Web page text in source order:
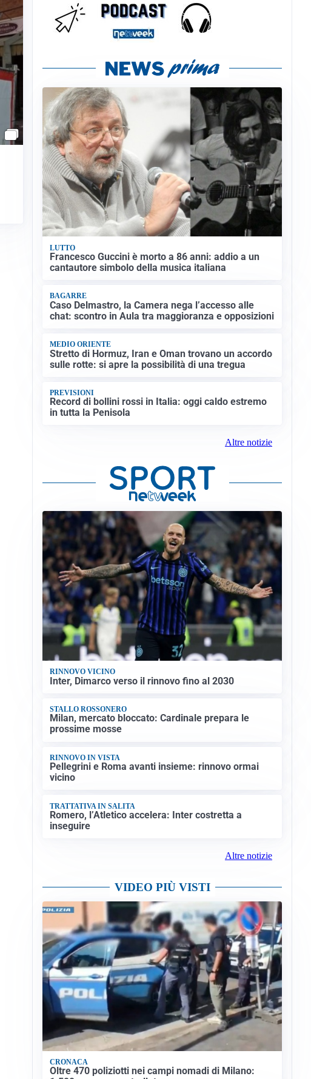
LUTTO
Francesco Guccini è morto a 86 anni: addio a un
cantautore simbolo della musica italiana
BAGARRE
Caso Delmastro, la Camera nega l’accesso alle
chat: scontro in Aula tra maggioranza e opposizioni
MEDIO ORIENTE
Stretto di Hormuz, Iran e Oman trovano un accordo
sulle rotte: si apre la possibilità di una tregua
PREVISIONI
Record di bollini rossi in Italia: oggi caldo estremo
in tutta la Penisola
Altre notizie
RINNOVO VICINO
Inter, Dimarco verso il rinnovo fino al 2030
STALLO ROSSONERO
Milan, mercato bloccato: Cardinale prepara le
prossime mosse
RINNOVO IN VISTA
Pellegrini e Roma avanti insieme: rinnovo ormai
vicino
TRATTATIVA IN SALITA
Romero, l’Atletico accelera: Inter costretta a
inseguire
Altre notizie
VIDEO PIÙ VISTI
CRONACA
Oltre 470 poliziotti nei campi nomadi di Milano: